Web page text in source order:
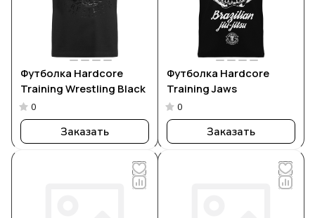
Футболка Hardcore
Training Wrestling Black
0
Заказать
Футболка Hardcore
Training Jaws
0
Заказать